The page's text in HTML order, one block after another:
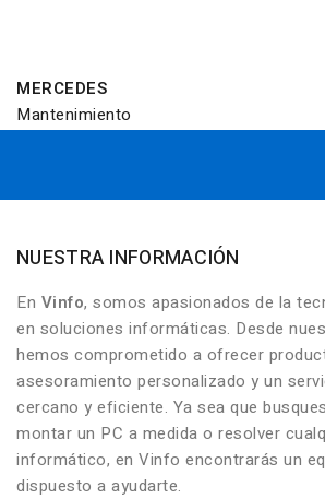
MERCEDES
Mantenimiento
NUESTRA INFORMACIÓN
En Vinfo, somos apasionados de la
en soluciones informáticas. Desde
hemos comprometido a ofrecer
asesoramiento personalizado y un
cercano y eficiente. Ya sea que
montar un PC a medida o resolver
informático, en Vinfo encontrarás un
dispuesto a ayudarte.